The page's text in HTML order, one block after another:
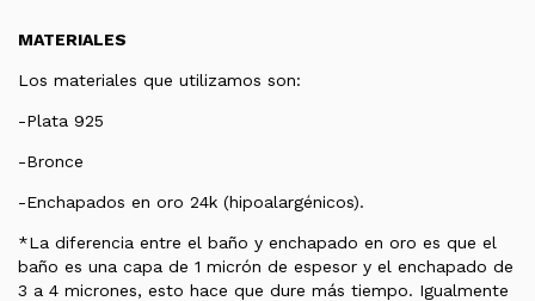
MATERIALES
Los materiales que utilizamos son:
-Plata 925
-Bronce
-Enchapados en oro 24k (hipoalargénicos).
*La diferencia entre el baño y enchapado en oro es que el
baño es una capa de 1 micrón de espesor y el enchapado de
3 a 4 micrones, esto hace que dure más tiempo. Igualmente